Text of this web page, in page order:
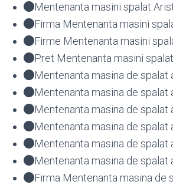
Mentenanta masini spalat
Firma Mentenanta masini
Firme Mentenanta masini
Pret Mentenanta masini
Mentenanta masina de
Mentenanta masina de
Mentenanta masina de spalat
Mentenanta masina de spalat
Mentenanta masina de spalat
Mentenanta masina de spalat
Firma Mentenanta masina de